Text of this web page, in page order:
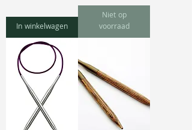
In winkelwagen
Niet op
voorraad